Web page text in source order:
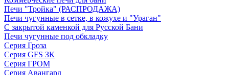
Печи "Тройка" (РАСПРОДАЖА)
Печи чугунные в сетке, в кожухе и "Ураган"
С закрытой каменкой для Русской Бани
Печи чугунные под обкладку
Серия Гроза
Серия GFS ЗК
Серия ГРОМ
Серия Авангард